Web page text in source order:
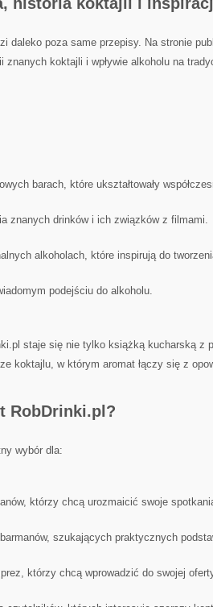
daleko poza same przepisy. Na stronie
znanych koktajli i wpływie alkoholu na
barach, które ukształtowały
znanych drinków i ich związków z filmami.
alkoholach, które inspirują do
podejściu do alkoholu.
staje się nie tylko książką kucharską z
koktajlu, w którym aromat łączy się z
RobDrinki.pl?
wybór dla:
którzy chcą urozmaicić swoje
szukających praktycznych
którzy chcą wprowadzić do swojej